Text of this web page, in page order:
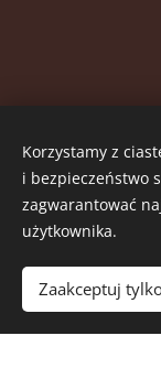
Strona
Korzystamy z
i bezpieczeństwo
zagwarantować
użytkownika.
Zaakceptuj